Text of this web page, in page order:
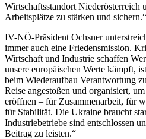
Wirtschaftsstandort Niederösterreich
Arbeitsplätze zu stärken und sichern.“
IV-NÖ-Präsident Ochsner
immer auch eine Friedensmission.
Wirtschaft und Industrie schaffen
unsere europäischen Werte kämpft,
beim Wiederaufbau Verantwortung
Reise angestoßen und organisiert,
eröffnen – für Zusammenarbeit, für
für Stabilität. Die Ukraine braucht
Industriebetriebe sind entschlossen
Beitrag zu leisten.“